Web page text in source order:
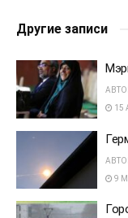
Другие записи
15
9